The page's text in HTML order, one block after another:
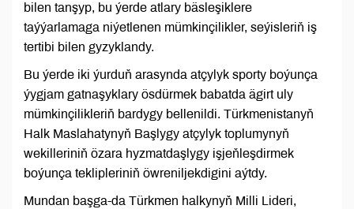
bilen tanşyp, bu ýerde atlary bäsleşiklere
taýýarlamaga niýetlenen mümkinçilikler, seýisleriň iş
tertibi bilen gyzyklandy.
Bu ýerde iki ýurduň arasynda atçylyk sporty boýunça
ýygjam gatnaşyklary ösdürmek babatda ägirt uly
mümkinçilikleriň bardygy bellenildi. Türkmenistanyň
Halk Maslahatynyň Başlygy atçylyk toplumynyň
wekilleriniň özara hyzmatdaşlygy işjeňleşdirmek
boýunça teklipleriniň öwreniljekdigini aýtdy.
Mundan başga-da Türkmen halkynyň Milli Lideri,